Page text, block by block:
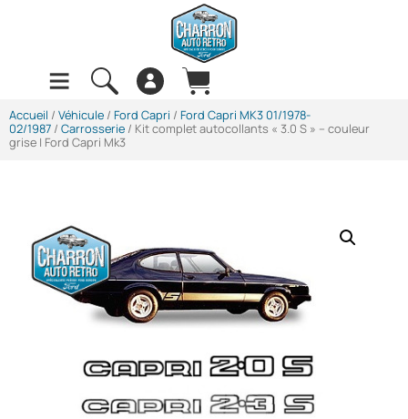
Accueil / Véhicule / Ford Capri / Ford Capri MK3 01/1978-
02/1987 / Carrosserie / Kit complet autocollants « 3.0 S » – couleur
grise | Ford Capri Mk3